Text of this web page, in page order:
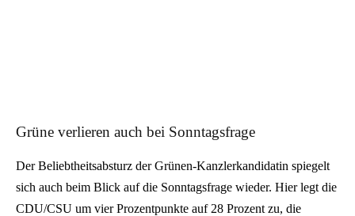
Grüne verlieren auch bei Sonntagsfrage
Der Beliebtheitsabsturz der Grünen-Kanzlerkandidatin spiegelt
sich auch beim Blick auf die Sonntagsfrage wieder. Hier legt die
CDU/CSU um vier Prozentpunkte auf 28 Prozent zu, die